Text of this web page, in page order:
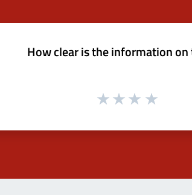
How clear is the information on